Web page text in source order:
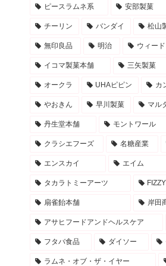
ピースラムネ系 安部製菓
チーリン バンダイ 松山
無印良品 明治 ウィード
イコマ製菓本舗 三矢製菓
オークラ UHAピピン カ
やおきん 早川製菓 マル
丹生堂本舗 モントワール
クラシエフーズ 名糖産業
エンスカイ エイム
タカラトミーアーツ
扇雀飴本舗 岸田
アサヒフードアンドヘルスケア
フタバ食品 ダイソー
ラムネ・オブ・ザ・イヤー